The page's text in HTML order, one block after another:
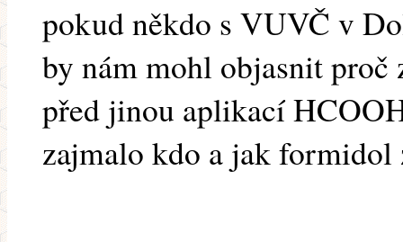
pokud někdo s VUVČ v
by nám mohl objasnit
před jinou aplikací
zajmalo kdo a jak formidol